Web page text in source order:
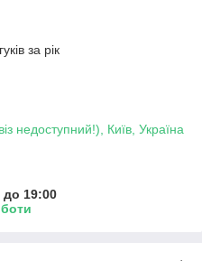
за рік
недоступний!), Київ, Україна
до 19:00